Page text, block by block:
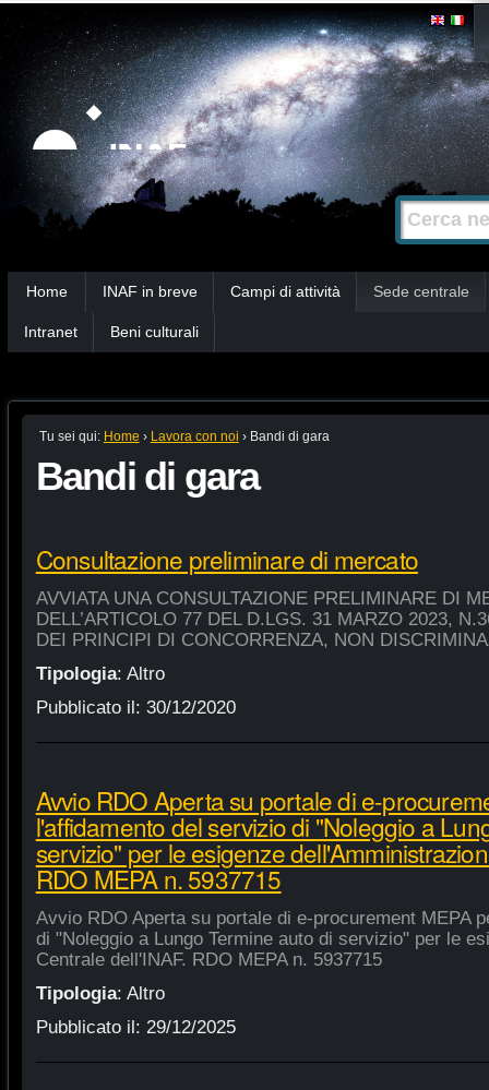
Strumenti
personali
Salta
contenuti.
|
Salta
alla
navigazione
Cerca nel
Ricerca
avanzata…
Home INAF in breve Campi di attività Sede centrale
Intranet Beni culturali
Tu sei qui: Home › Lavora con noi › Bandi di gara
Bandi di gara
Consultazione preliminare di mercato
AVVIATA UNA CONSULTAZIONE PRELIMINARE DI
DELL’ARTICOLO 77 DEL D.LGS. 31 MARZO 2023,
DEI PRINCIPI DI CONCORRENZA, NON
Tipologia: Altro
Pubblicato il: 30/12/2020
Avvio RDO Aperta su portale di e-
l'affidamento del servizio di "Noleggio a
servizio" per le esigenze
RDO MEPA n. 5937715
Avvio RDO Aperta su portale di e-procurement MEPA
di "Noleggio a Lungo Termine auto di servizio" per le
Centrale dell'INAF. RDO MEPA n. 5937715
Tipologia: Altro
Pubblicato il: 29/12/2025